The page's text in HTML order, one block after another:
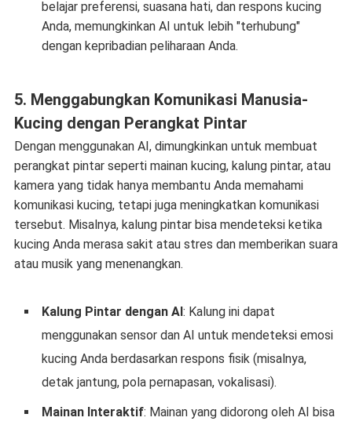
belajar preferensi, suasana hati, dan respons kucing
Anda, memungkinkan AI untuk lebih "terhubung"
dengan kepribadian peliharaan Anda.
5. Menggabungkan Komunikasi Manusia-
Kucing dengan Perangkat Pintar
Dengan menggunakan AI, dimungkinkan untuk membuat
perangkat pintar seperti mainan kucing, kalung pintar, atau
kamera yang tidak hanya membantu Anda memahami
komunikasi kucing, tetapi juga meningkatkan komunikasi
tersebut. Misalnya, kalung pintar bisa mendeteksi ketika
kucing Anda merasa sakit atau stres dan memberikan suara
atau musik yang menenangkan.
Kalung Pintar dengan AI : Kalung ini dapat
menggunakan sensor dan AI untuk mendeteksi emosi
kucing Anda berdasarkan respons fisik (misalnya,
detak jantung, pola pernapasan, vokalisasi).
Mainan Interaktif: Mainan yang didorong oleh AI bisa